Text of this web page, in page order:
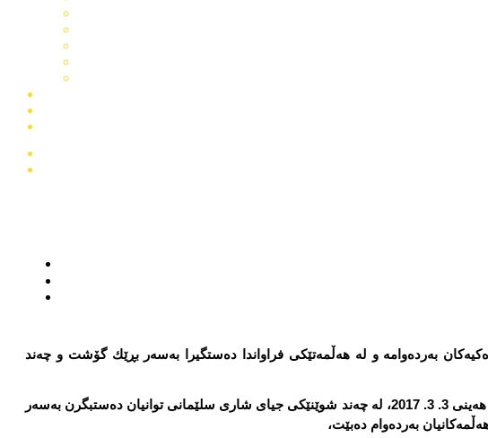
به‌رده‌وامه‌ و له‌ هه‌ڵمه‌تێكی فراواندا ده‌ستگیرا به‌سه‌ر بڕێك گۆشت و چه‌ند
گۆران قادر سه‌رۆكی لیژنه‌هاوبه‌شه‌كانی قائیمقامیه‌تی سلێمانی رایگه‌یاند له‌ درێژه‌ی ئه‌و هه‌ڵمه‌ته‌ی كه‌ ده‌ستیان پێكردووه‌ رۆژی هه‌ینی 3. 3. 2017، له‌ چه‌ند شوێنێكی جیای شاری سلێمانی توانیان ده‌ستبگرن به‌سه‌ر
به‌رده‌وام ده‌بێت،